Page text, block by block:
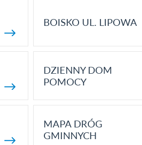
BOISKO UL. LIPOWA
DZIENNY DOM
POMOCY
MAPA DRÓG
GMINNYCH